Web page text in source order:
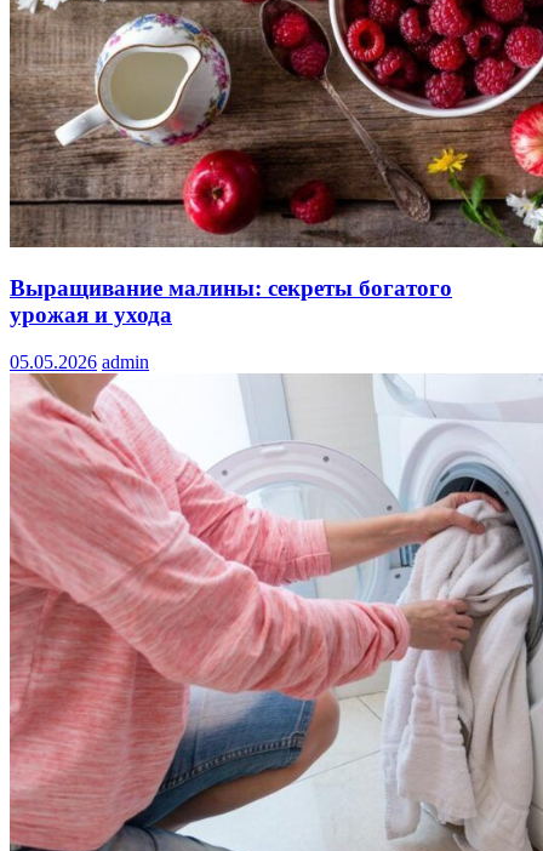
Выращивание малины: секреты богатого
урожая и ухода
05.05.2026 admin